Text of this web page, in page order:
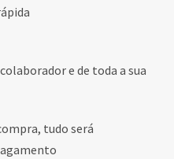
e de toda a sua
tudo será